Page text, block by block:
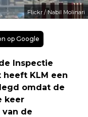
Flickr / Nabil Molinari
op Google
Inspectie
KLM een
omdat de
keer
de